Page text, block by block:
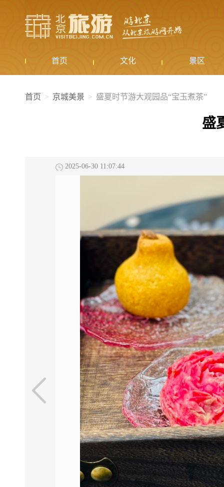
首页 文化 景区
首页 京城美景 盛夏时节游大观园品“宝玉煮茶”
盛
2025-06-30 11:07:44